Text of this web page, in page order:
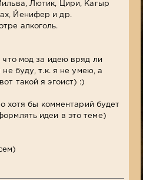
Лютик, Цири, Кагыр
Йенифер и др.
алкоголь.
что мод за идею вряд ли
не буду, т.к. я не умею, а
такой я эгоист) :)
хотя бы комментарий будет
идеи в это теме)